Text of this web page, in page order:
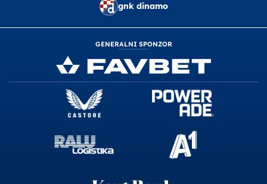
gnk dinamo
GENERALNI SPONZOR